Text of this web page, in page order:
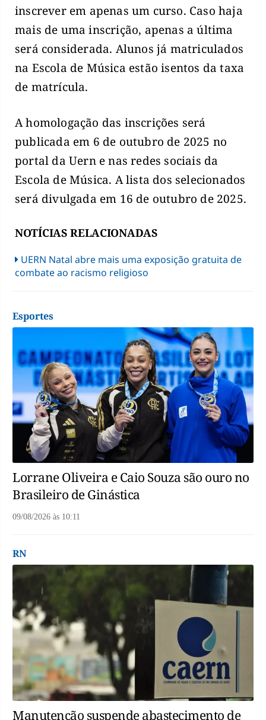
inscrever em apenas um curso. Caso haja
mais de uma inscrição, apenas a última
será considerada. Alunos já matriculados
na Escola de Música estão isentos da taxa
de matrícula.
A homologação das inscrições será
publicada em 6 de outubro de 2025 no
portal da Uern e nas redes sociais da
Escola de Música. A lista dos selecionados
será divulgada em 16 de outubro de 2025.
NOTÍCIAS RELACIONADAS
UERN Natal abre mais uma exposição gratuita de
combate ao racismo religioso
Esportes
Lorrane Oliveira e Caio Souza são ouro no
Brasileiro de Ginástica
09/08/2026 às 10:11
RN
Manutenção suspende abastecimento de